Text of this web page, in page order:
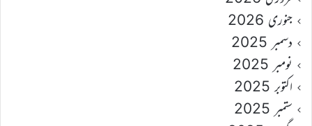
جنوری 2026
دسمبر 2025
نومبر 2025
اکتوبر 2025
ستمبر 2025